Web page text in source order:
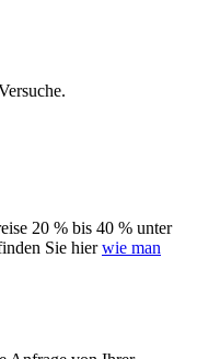
20 % bis 40 % unter
Sie hierwie man